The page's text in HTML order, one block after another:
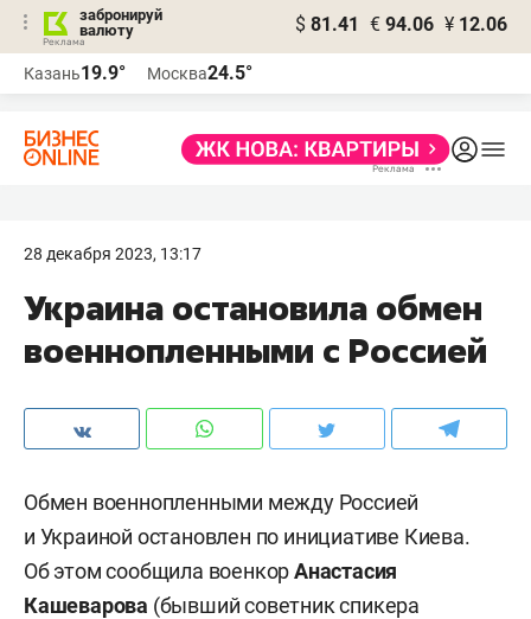
забронируй
валюту
$ 81.41 € 94.06 ¥ 12.06
Казань19.9° Москва24.5°
28 декабря 2023, 13:17
Украина остановила обмен
военнопленными с Россией
Обмен военнопленными между Россией
и Украиной остановлен по инициативе Киева.
Об этом сообщила военкорАнастасия
Кашеварова (бывший советник спикера